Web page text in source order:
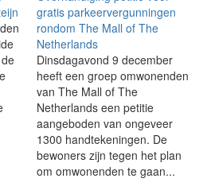
gratis parkeervergunningen
rondom The Mall of The
Netherlands
Dinsdagavond 9 december
heeft een groep omwonenden
van The Mall of The
Netherlands een petitie
aangeboden van ongeveer
1300 handtekeningen. De
bewoners zijn tegen het plan
om omwonenden te gaan...